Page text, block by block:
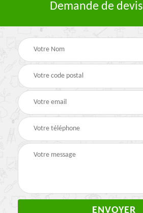
Demande de